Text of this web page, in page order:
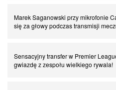
Spadkowicze z Serie A. Komu
Marek Saganowski przy mikrofonie
się za głowy podczas transmisji
Sensacyjny transfer w Premier
gwiazdę z zespołu wielkiego rywala!